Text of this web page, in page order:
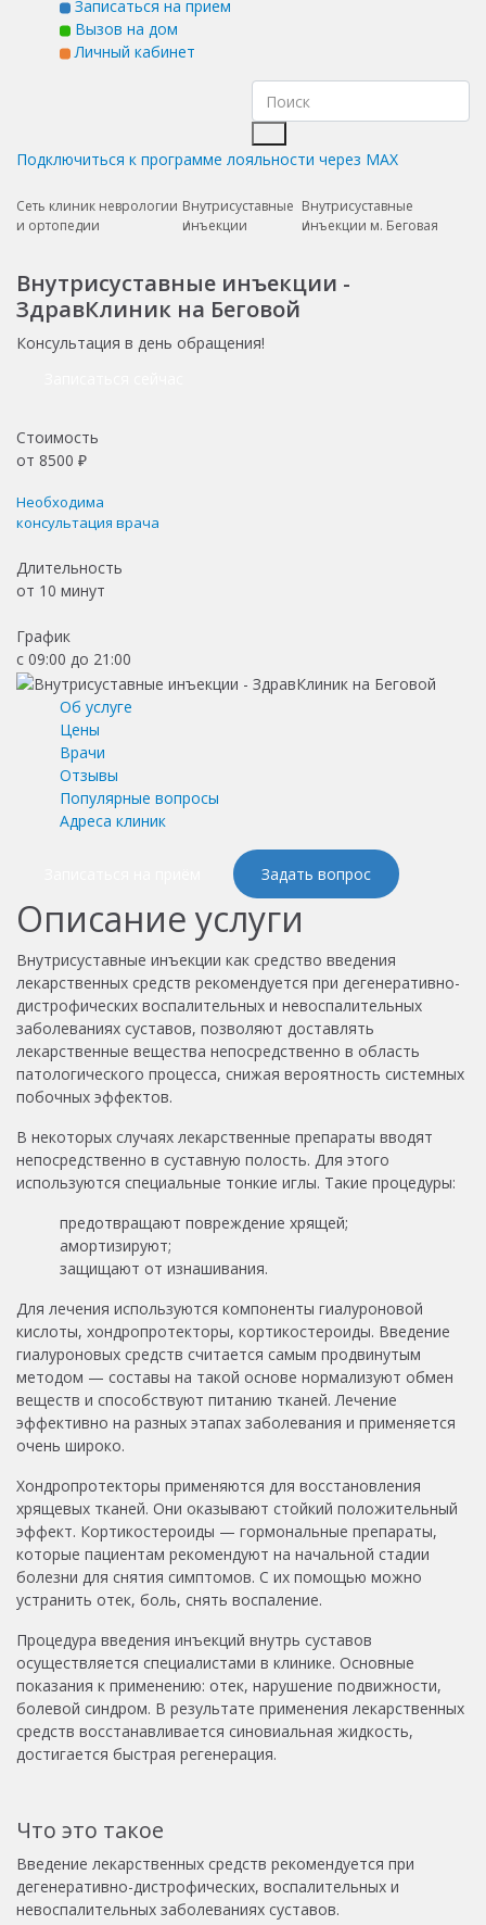
Записаться на прием
Вызов на дом
Личный кабинет
Подключиться к программе лояльности через MAX
Сеть клиник неврологии
и ортопедии
Внутрисуставные
инъекции
Внутрисуставные
инъекции м. Беговая
Внутрисуставные инъекции -
ЗдравКлиник на Беговой
Консультация в день обращения!
Стоимость
от 8500 ₽
Необходима
консультация врача
Длительность
от 10 минут
График
с 09:00 до 21:00
Об услуге
Цены
Врачи
Отзывы
Популярные вопросы
Адреса клиник
Задать вопрос
Описание услуги
Внутрисуставные инъекции как средство введения
лекарственных средств рекомендуется при дегенеративно-
дистрофических воспалительных и невоспалительных
заболеваниях суставов, позволяют доставлять
лекарственные вещества непосредственно в область
патологического процесса, снижая вероятность системных
побочных эффектов.
В некоторых случаях лекарственные препараты вводят
непосредственно в суставную полость. Для этого
используются специальные тонкие иглы. Такие процедуры:
предотвращают повреждение хрящей;
амортизируют;
защищают от изнашивания.
Для лечения используются компоненты гиалуроновой
кислоты, хондропротекторы, кортикостероиды. Введение
гиалуроновых средств считается самым продвинутым
методом — составы на такой основе нормализуют обмен
веществ и способствуют питанию тканей. Лечение
эффективно на разных этапах заболевания и применяется
очень широко.
Хондропротекторы применяются для восстановления
хрящевых тканей. Они оказывают стойкий положительный
эффект. Кортикостероиды — гормональные препараты,
которые пациентам рекомендуют на начальной стадии
болезни для снятия симптомов. С их помощью можно
устранить отек, боль, снять воспаление.
Процедура введения инъекций внутрь суставов
осуществляется специалистами в клинике. Основные
показания к применению: отек, нарушение подвижности,
болевой синдром. В результате применения лекарственных
средств восстанавливается синовиальная жидкость,
достигается быстрая регенерация.
Что это такое
Введение лекарственных средств рекомендуется при
дегенеративно-дистрофических, воспалительных и
невоспалительных заболеваниях суставов.